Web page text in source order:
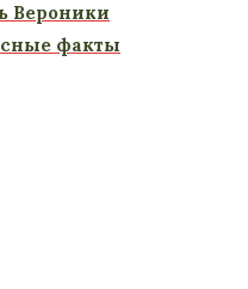
Вероники
факты